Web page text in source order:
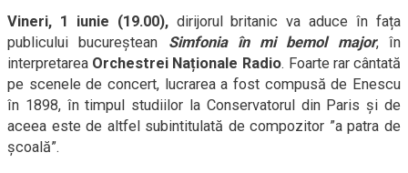
Vineri, 1 iunie (19.00),dirijorul britanic va aduce în fața
publicului bucureștean Simfonia în mi bemol major, în
interpretarea Orchestrei Naționale Radio. Foarte rar cântată
pe scenele de concert, lucrarea a fost compusă de Enescu
în 1898, în timpul studiilor la Conservatorul din Paris și de
aceea este de altfel subintitulată de compozitor ”a patra de
școală”.